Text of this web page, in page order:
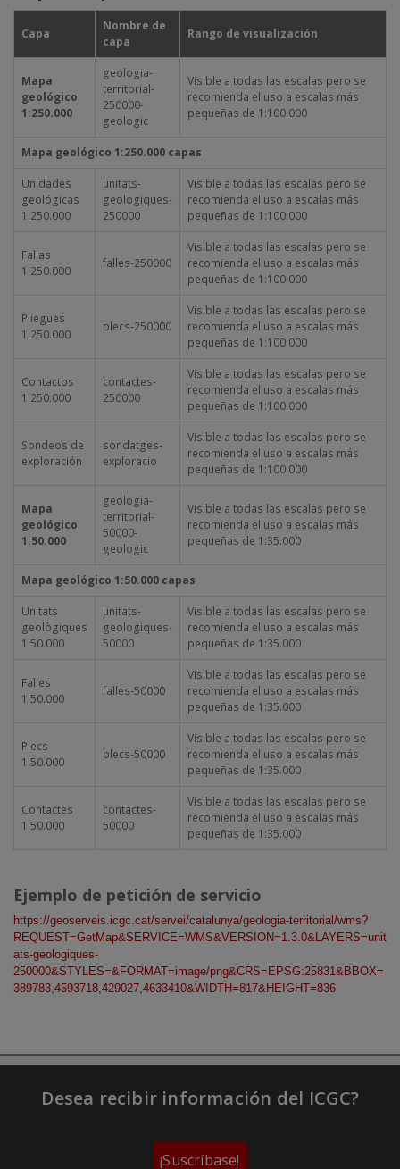
Capa
Nombre de
capa
Rango de visualización
Mapa
geológico
1:250.000
geologia-
territorial-
250000-
geologic
Visible a todas las escalas pero se
recomienda el uso a escalas más
pequeñas de 1:100.000
Mapa geológico 1:250.000 capas
Unidades
geológicas
1:250.000
unitats-
geologiques-
250000
Visible a todas las escalas pero se
recomienda el uso a escalas más
pequeñas de 1:100.000
Fallas
1:250.000
falles-250000
Visible a todas las escalas pero se
recomienda el uso a escalas más
pequeñas de 1:100.000
Pliegues
1:250.000
plecs-250000
Visible a todas las escalas pero se
recomienda el uso a escalas más
pequeñas de 1:100.000
Contactos
1:250.000
contactes-
250000
Visible a todas las escalas pero se
recomienda el uso a escalas más
pequeñas de 1:100.000
Sondeos de
exploración
sondatges-
exploracio
Visible a todas las escalas pero se
recomienda el uso a escalas más
pequeñas de 1:100.000
Mapa
geológico
1:50.000
geologia-
territorial-
50000-
geologic
Visible a todas las escalas pero se
recomienda el uso a escalas más
pequeñas de 1:35.000
Mapa geológico 1:50.000 capas
Unitats
geològiques
1:50.000
unitats-
geologiques-
50000
Visible a todas las escalas pero se
recomienda el uso a escalas más
pequeñas de 1:35.000
Falles
1:50.000
falles-50000
Visible a todas las escalas pero se
recomienda el uso a escalas más
pequeñas de 1:35.000
Plecs
1:50.000
plecs-50000
Visible a todas las escalas pero se
recomienda el uso a escalas más
pequeñas de 1:35.000
Contactes
1:50.000
contactes-
50000
Visible a todas las escalas pero se
recomienda el uso a escalas más
pequeñas de 1:35.000
Ejemplo de petición de servicio
https://geoserveis.icgc.cat/servei/catalunya/geologia-territorial/wms?
REQUEST=GetMap&SERVICE=WMS&VERSION=1.3.0&LAYERS=unit
ats-geologiques-
250000&STYLES=&FORMAT=image/png&CRS=EPSG:25831&BBOX=
389783,4593718,429027,4633410&WIDTH=817&HEIGHT=836
Desea recibir información del ICGC?
¡Suscríbase!